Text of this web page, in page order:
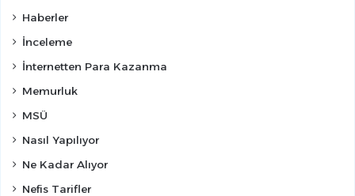
Haberler
İnceleme
İnternetten Para Kazanma
Memurluk
MSÜ
Nasıl Yapılıyor
Ne Kadar Alıyor
Nefis Tarifler